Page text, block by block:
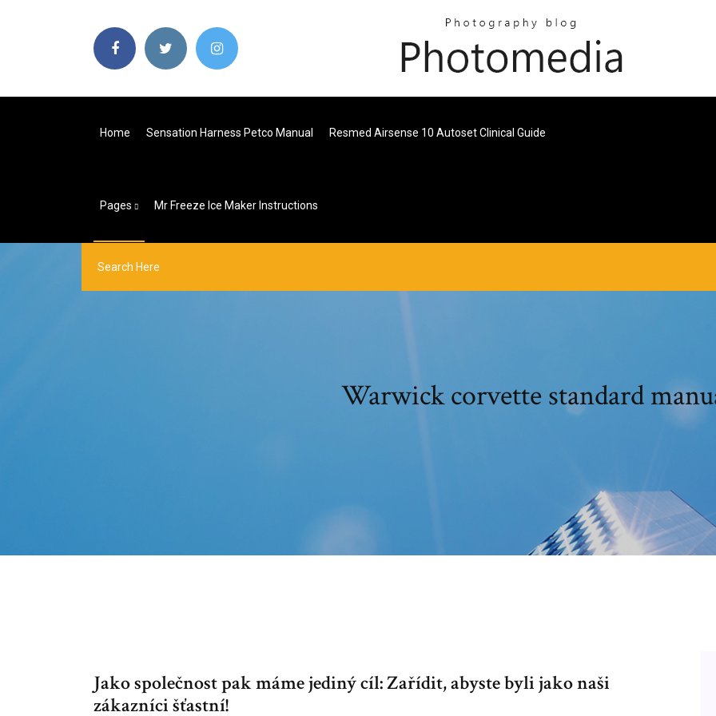
Home Sensation Harness Petco Manual Resmed Airsense 10 Autoset Clinical Guide
Pages Mr Freeze Ice Maker Instructions
Warwick corvette standard
Jako společnost pak máme jediný cíl: Zařídit, abyste byli jako naši
zákazníci šťastní!